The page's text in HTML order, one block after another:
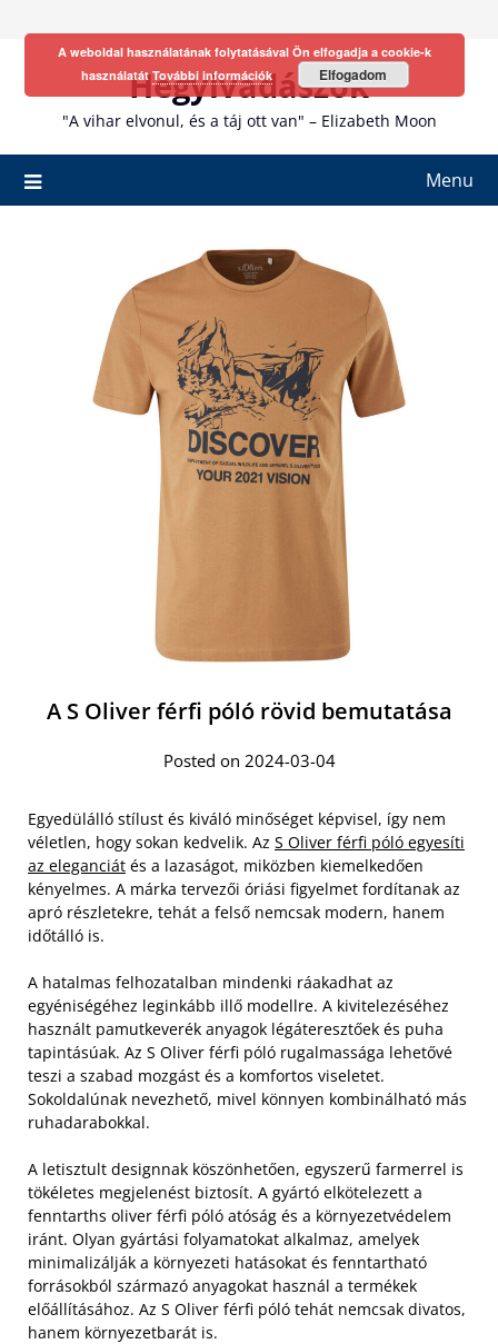
Hegyivadászok
"A vihar elvonul, és a táj ott van" – Elizabeth Moon
Menu
A S Oliver férfi póló rövid bemutatása
Posted on 2024-03-04
Egyedülálló stílust és kiváló minőséget képvisel, így nem
véletlen, hogy sokan kedvelik. Az S Oliver férfi póló egyesíti
az eleganciát és a lazaságot, miközben kiemelkedően
kényelmes. A márka tervezői óriási figyelmet fordítanak az
apró részletekre, tehát a felső nemcsak modern, hanem
időtálló is.
A hatalmas felhozatalban mindenki ráakadhat az
egyéniségéhez leginkább illő modellre. A kivitelezéséhez
használt pamutkeverék anyagok légáteresztőek és puha
tapintásúak. Az S Oliver férfi póló rugalmassága lehetővé
teszi a szabad mozgást és a komfortos viseletet.
Sokoldalúnak nevezhető, mivel könnyen kombinálható más
ruhadarabokkal.
A letisztult designnak köszönhetően, egyszerű farmerrel is
tökéletes megjelenést biztosít. A gyártó elkötelezett a
fenntarths oliver férfi póló atóság és a környezetvédelem
iránt. Olyan gyártási folyamatokat alkalmaz, amelyek
minimalizálják a környezeti hatásokat és fenntartható
forrásokból származó anyagokat használ a termékek
előállításához. Az S Oliver férfi póló tehát nemcsak divatos,
hanem környezetbarát is.
A weboldal használatának folytatásával Ön elfogadja a cookie-k
használatátTovábbi információk Elfogadom